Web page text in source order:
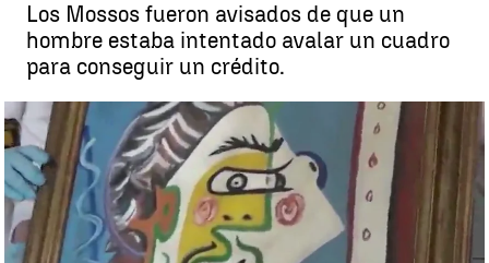
Los Mossos fueron avisados de que un
hombre estaba intentado avalar un cuadro
para conseguir un crédito.
Denuncian a un hombre que intentaba vender una obra falsificada
de Pablo Picasso por 200.000 euros |
Antena 3 Noticias